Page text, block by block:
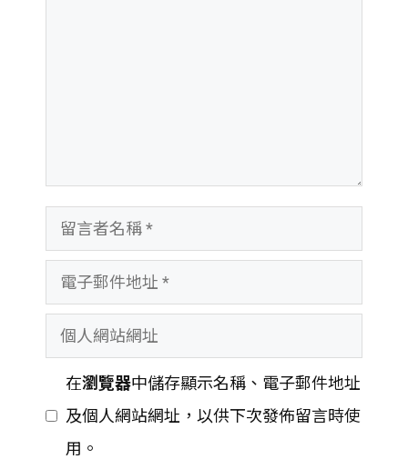
言
名
子
郵
地
人
站
在瀏覽器中儲存顯示名稱、電子郵件地址
及個人網站網址，以供下次發佈留言時使
用。